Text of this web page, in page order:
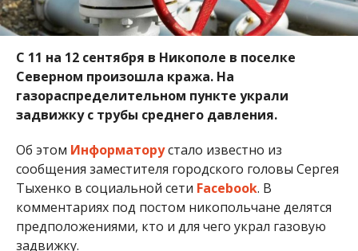
задвижку.